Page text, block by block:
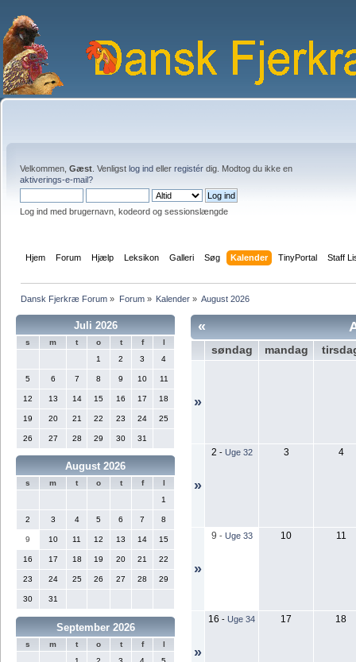
Velkommen, Gæst . Venligst log ind eller registér dig. Modtog du ikke en
aktiverings-e-mail?
Log ind med brugernavn, kodeord og sessionslængde
Hjem Forum Hjælp Leksikon Galleri Søg Kalender TinyPortal Staff
Dansk Fjerkræ Forum » Forum» Kalender» August 2026
Juli 2026
s m t o t f
l
1
2 3 4
5 6 7 8 9 10 11
12 13 14 15 16 17 18
19 20 21 22 23 24 25
26 27 28 29 30 31
August 2026
s m t o t f
l
1
2 3 4 5 6 7 8
9 10 11 12 13 14 15
16 17 18 19 20 21 22
23 24 25 26 27 28 29
30 31
September 2026
s m t o t f
l
«
søndag mandag
»
»
2 - Uge 32 3 4
»
9 - Uge 33 10 11
»
16 - Uge 34 17 18